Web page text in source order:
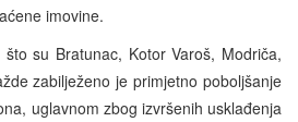
imovine.
su Bratunac, Kotor Varoš, Modriča,
zabilježeno je primjetno poboljšanje
uglavnom zbog izvršenih usklađenja